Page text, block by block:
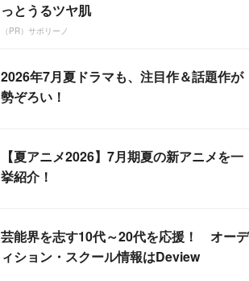
っとうるツヤ肌
（PR）サボリーノ
2026年7月夏ドラマも、注目作＆話題作が
勢ぞろい！
【夏アニメ2026】7月期夏の新アニメを一
挙紹介！
芸能界を志す10代～20代を応援！ オーデ
ィション・スクール情報はDeview